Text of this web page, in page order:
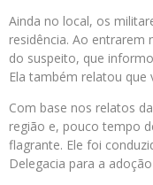
Ainda no local, os
residência. Ao entrarem
do suspeito, que
Ela também relatou que
Com base nos relatos
região e, pouco tempo
flagrante. Ele foi
Delegacia para a